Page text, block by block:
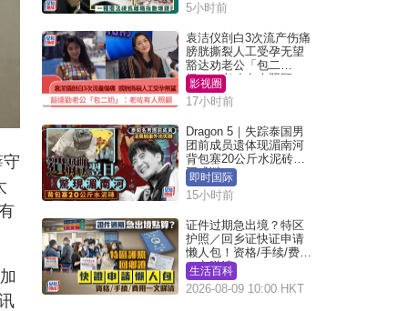
5小时前
袁洁仪剖白3次流产伤痛
膀胱撕裂人工受孕无望
豁达劝老公「包二
奶」：老咗有人照顾
影视圈
17小时前
Dragon 5｜失踪泰国男
团前成员遗体现湄南河
背包塞20公斤水泥砖死
因成谜
即时国际
15小时前
证件过期急出境？特区
护照／回乡证快证申请
懒人包！资格/手续/费用
一文睇清
生活百科
2026-08-09 10:00 HKT